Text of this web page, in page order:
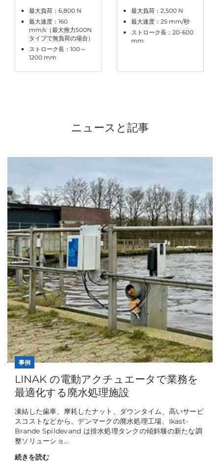
最大負荷：6,800 N
最大速度：160
mm/s（最大推力500N
タイプで無負荷の場合）
ストローク長：100～
1200 mm
最大負荷：2,500 N
最大速度：25 mm/秒
ストローク長：20-600
mm
ニュースと記事
事例
LINAK の電動アクチュエータで業務を
最適化する廃水処理施設
凍結した歯車、摩耗したナット、ダウンタイム、高いサービ
スコストなどから、デンマークの廃水処理工場、Ikast-
Brande Spildevand は排水処理タンクの傾斜堰の新たな調
整ソリューショ...
続きを読む